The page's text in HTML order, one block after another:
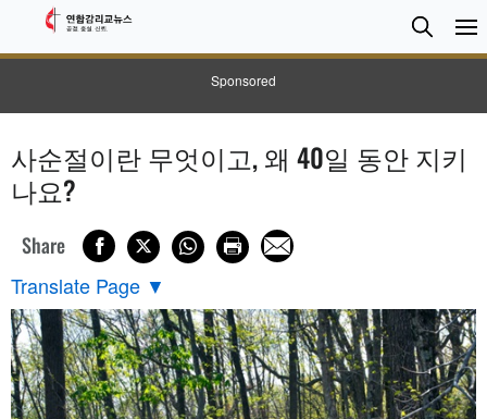
Sponsored
검
색
Search
사순절이란 무엇이고, 왜 40일 동안 지키
나요?
Share
Translate Page ▼